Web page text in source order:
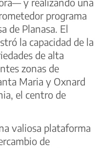
programa
de Planasa. El
la capacidad de la
de alta
zonas de
Maria y Oxnard
el centro de
valiosa plataforma
de